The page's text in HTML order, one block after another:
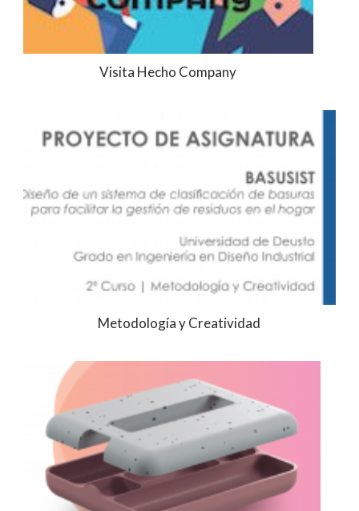
Visita Hecho Company
Metodología y Creatividad